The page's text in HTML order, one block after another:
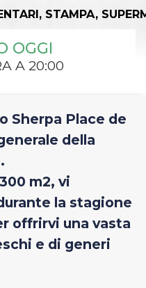
STAMPA,
OGGI
A 20:00
Sherpa Place de
della
m2, vi
la stagione
offrirvi una vasta
e di generi